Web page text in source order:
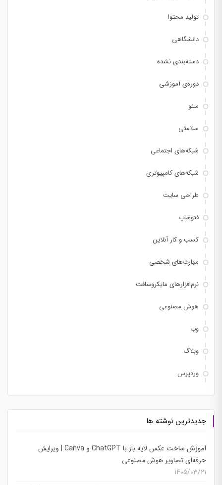
تولید محتوا
دانشگاهی
دسته‌بندی نشده
دوره‌ی آموزشی
سئو
سلامتی
شبکه‌های اجتماعی
شبکه‌های کامپیوتری
طراحی سایت
فتوشاپ
کسب و کار آنلاین
مهارت‌های شخصی
نرم‌افزارهای مایکروسافت
هوش مصنوعی
وب
وبلاگ
وردپرس
جدیدترین نوشته ها
آموزش ساخت عکس لایه باز با ChatGPT و Canva | ویرایش
حرفه‌ای تصاویر هوش مصنوعی
1405/03/21